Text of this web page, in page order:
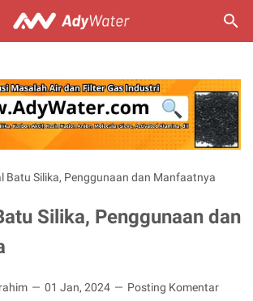
Batu Silika, Penggunaan dan Manfaatnya
Silika, Penggunaan dan
01 Jan, 2024 Posting Komentar